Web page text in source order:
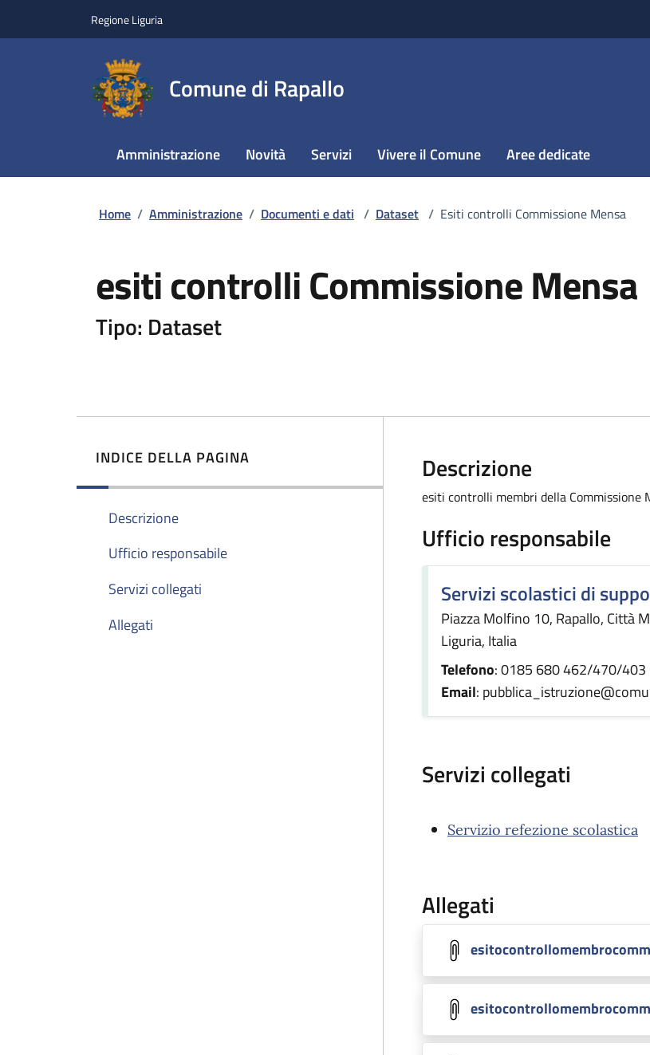
Regione Liguria
Comune di Rapallo
Amministrazione Novità Servizi Vivere il Comune Aree dedicate
Home / Amministrazione / Documenti e dati / Dataset / Esiti controlli Commissione Mensa
esiti controlli Commissione Mensa
Tipo: Dataset
INDICE DELLA PAGINA
Descrizione
Ufficio responsabile
Servizi collegati
Allegati
Descrizione
esiti controlli membri della Commissione
Ufficio responsabile
Servizi scolastici di
Piazza Molfino 10, Rapallo, Città
Liguria, Italia
Telefono: 0185 680 462/470/403
Email:
Servizi collegati
Servizio refezione scolastica
Allegati